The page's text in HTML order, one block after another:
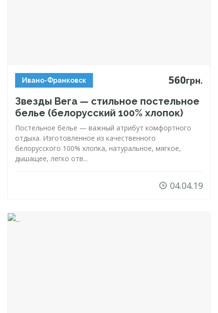
Ивано-Франковск 560грн.
Звезды Вега — стильное постельное
белье (белорусский 100% хлопок)
Постельное белье — важный атрибут комфортного
отдыха. Изготовленное из качественного
белорусского 100% хлопка, натуральное, мягкое,
дышащее, легко отв...
04.04.19